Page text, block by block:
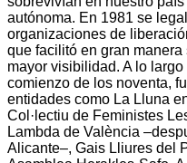
autónoma. En 1981 se
organizaciones de
que facilitó en gran
mayor visibilidad. A lo
comienzo de los noventa,
entidades como La Lluna
Col·lectiu de Feministes
Lambda de València
Alicante–, Gais Lliures del